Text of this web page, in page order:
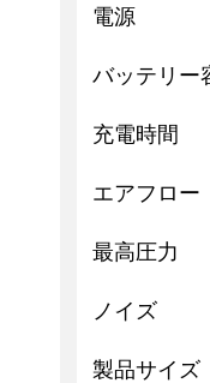
電源
バッテリー
充電時間
エアフロー
最高圧力
ノイズ
製品サイズ